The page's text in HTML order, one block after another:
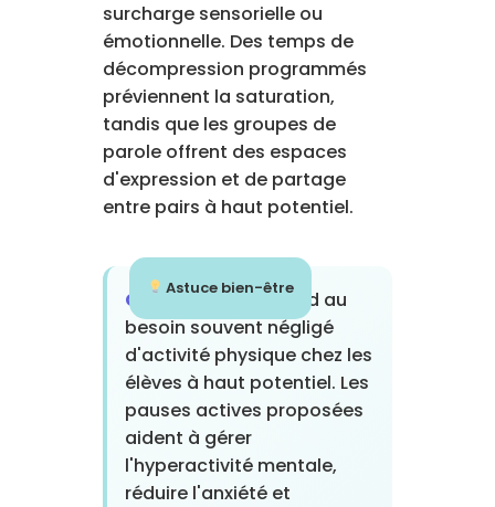
surcharge sensorielle ou
émotionnelle. Des temps de
décompression programmés
préviennent la saturation,
tandis que les groupes de
parole offrent des espaces
d'expression et de partage
entre pairs à haut potentiel.
Astuce bien-être
COCO BOUGErépond au
besoin souvent négligé
d'activité physique chez les
élèves à haut potentiel. Les
pauses actives proposées
aident à gérer
l'hyperactivité mentale,
réduire l'anxiété et